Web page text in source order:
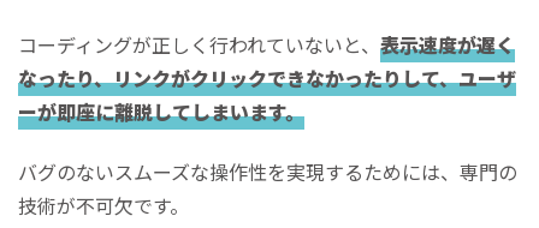
コーディングが正しく行われていないと、 表示速度が遅く
なったり、リンクがクリックできなかったりして、ユーザ
ーが即座に離脱してしまいます。
バグのないスムーズな操作性を実現するためには、専門の
技術が不可欠です。